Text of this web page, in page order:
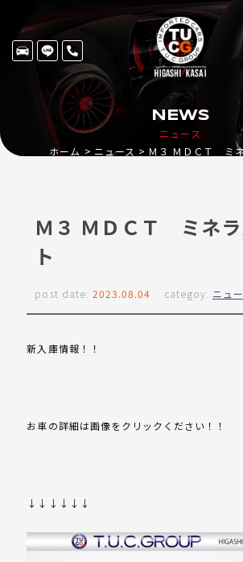
ニュース
NEWS
ホーム ニュース Ｍ３ ＭＤＣＴ ミ
Ｍ３ ＭＤＣＴ ミネラ
ト
post date: 2023.08.04 categoy: ニュ
新入庫情報！！
お車の詳細は画像をクリックください！！
↓↓↓↓↓↓